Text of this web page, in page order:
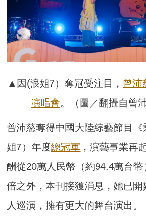
▲因(浪姐7）奪冠受注目， 曾沛
演唱會。（圖／翻攝自曾
曾沛慈奪得中國大陸綜藝節目《
姐7）年度總冠軍 ，演藝事業再
酬從20萬人民幣（約94.4萬台幣
倍之外，本刊接獲消息，她已開
人巡演，擁有更大的舞台演出。